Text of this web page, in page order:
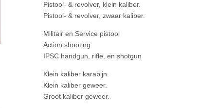
Pistool- & revolver, klein kaliber.
Pistool- & revolver, zwaar kaliber.
Militair en Service pistool
Action shooting
IPSC handgun, rifle, en shotgun
Klein kaliber karabijn.
Klein kaliber geweer.
Groot kaliber geweer.